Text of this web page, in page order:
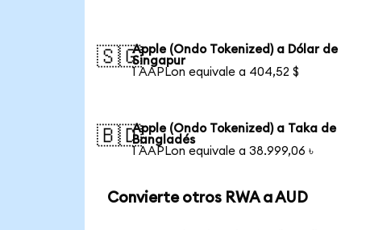
🇸🇬Apple (Ondo Tokenized) a Dólar de
Singapur
1 AAPLon equivale a 404,52 $
🇧🇩Apple (Ondo Tokenized) a Taka de
Bangladés
1 AAPLon equivale a 38.999,06 ৳
Convierte otros RWA a AUD